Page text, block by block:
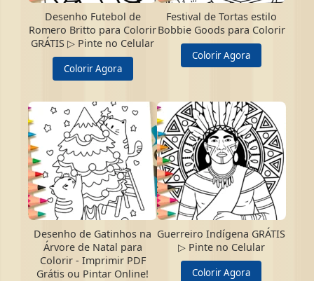
Desenho Futebol de
Romero Britto para Colorir
GRÁTIS ▷ Pinte no Celular
Colorir Agora
Festival de Tortas estilo
Bobbie Goods para Colorir
Colorir Agora
Desenho de Gatinhos na
Árvore de Natal para
Colorir - Imprimir PDF
Grátis ou Pintar Online!
Guerreiro Indígena GRÁTIS
▷ Pinte no Celular
Colorir Agora